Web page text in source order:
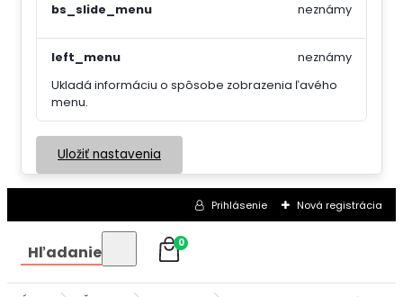
bs_slide_menu neznámy
left_menu
Ukladá informáciu o spôsobe zobrazenia ľavého
menu.
neznámy
Uložiť nastavenia
Prihlásenie Nová registrácia
Hľadanie 0